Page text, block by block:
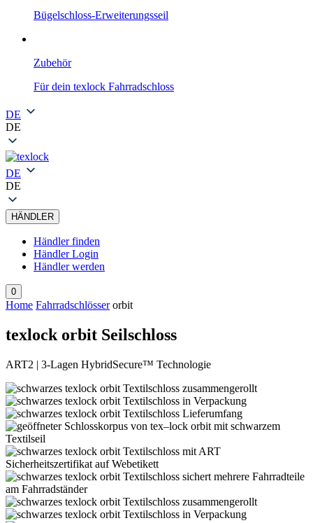
Bügelschloss-Erweiterungsseil
Zubehör
Für dein texlock Fahrradschloss
DE
DE
DE
DE
HÄNDLER
Händler finden
Händler Login
Händler werden
0
Home Fahrradschlösserorbit
texlock orbit Seilschloss
ART2 | 3-Lagen HybridSecure™ Technologie